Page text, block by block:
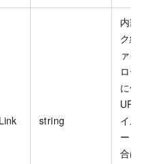
string
内
ク
ァ
ロ
に
イ
ー
合